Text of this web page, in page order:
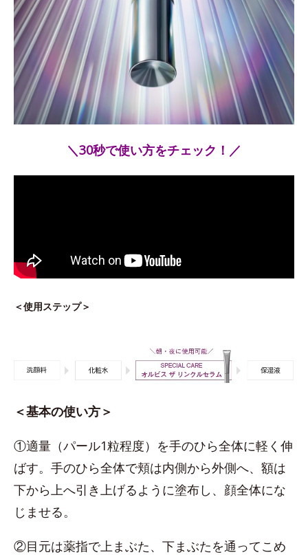
＼30秒で使い方をチェック！／
＜使用ステップ＞
＜基本の使い方＞
①適量（パール1粒程度）を手のひら全体に軽く伸
ばす。手のひら全体で頬は内側から外側へ、額は
下から上へ引き上げるように塗布し、顔全体にな
じませる。
②目元は薬指で上まぶた、下まぶたを通ってこめ